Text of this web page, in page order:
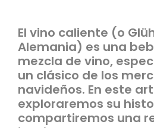
El vino caliente (o
Alemania) es una
mezcla de vino,
un clásico de los
navideños. En este
exploraremos su
compartiremos una